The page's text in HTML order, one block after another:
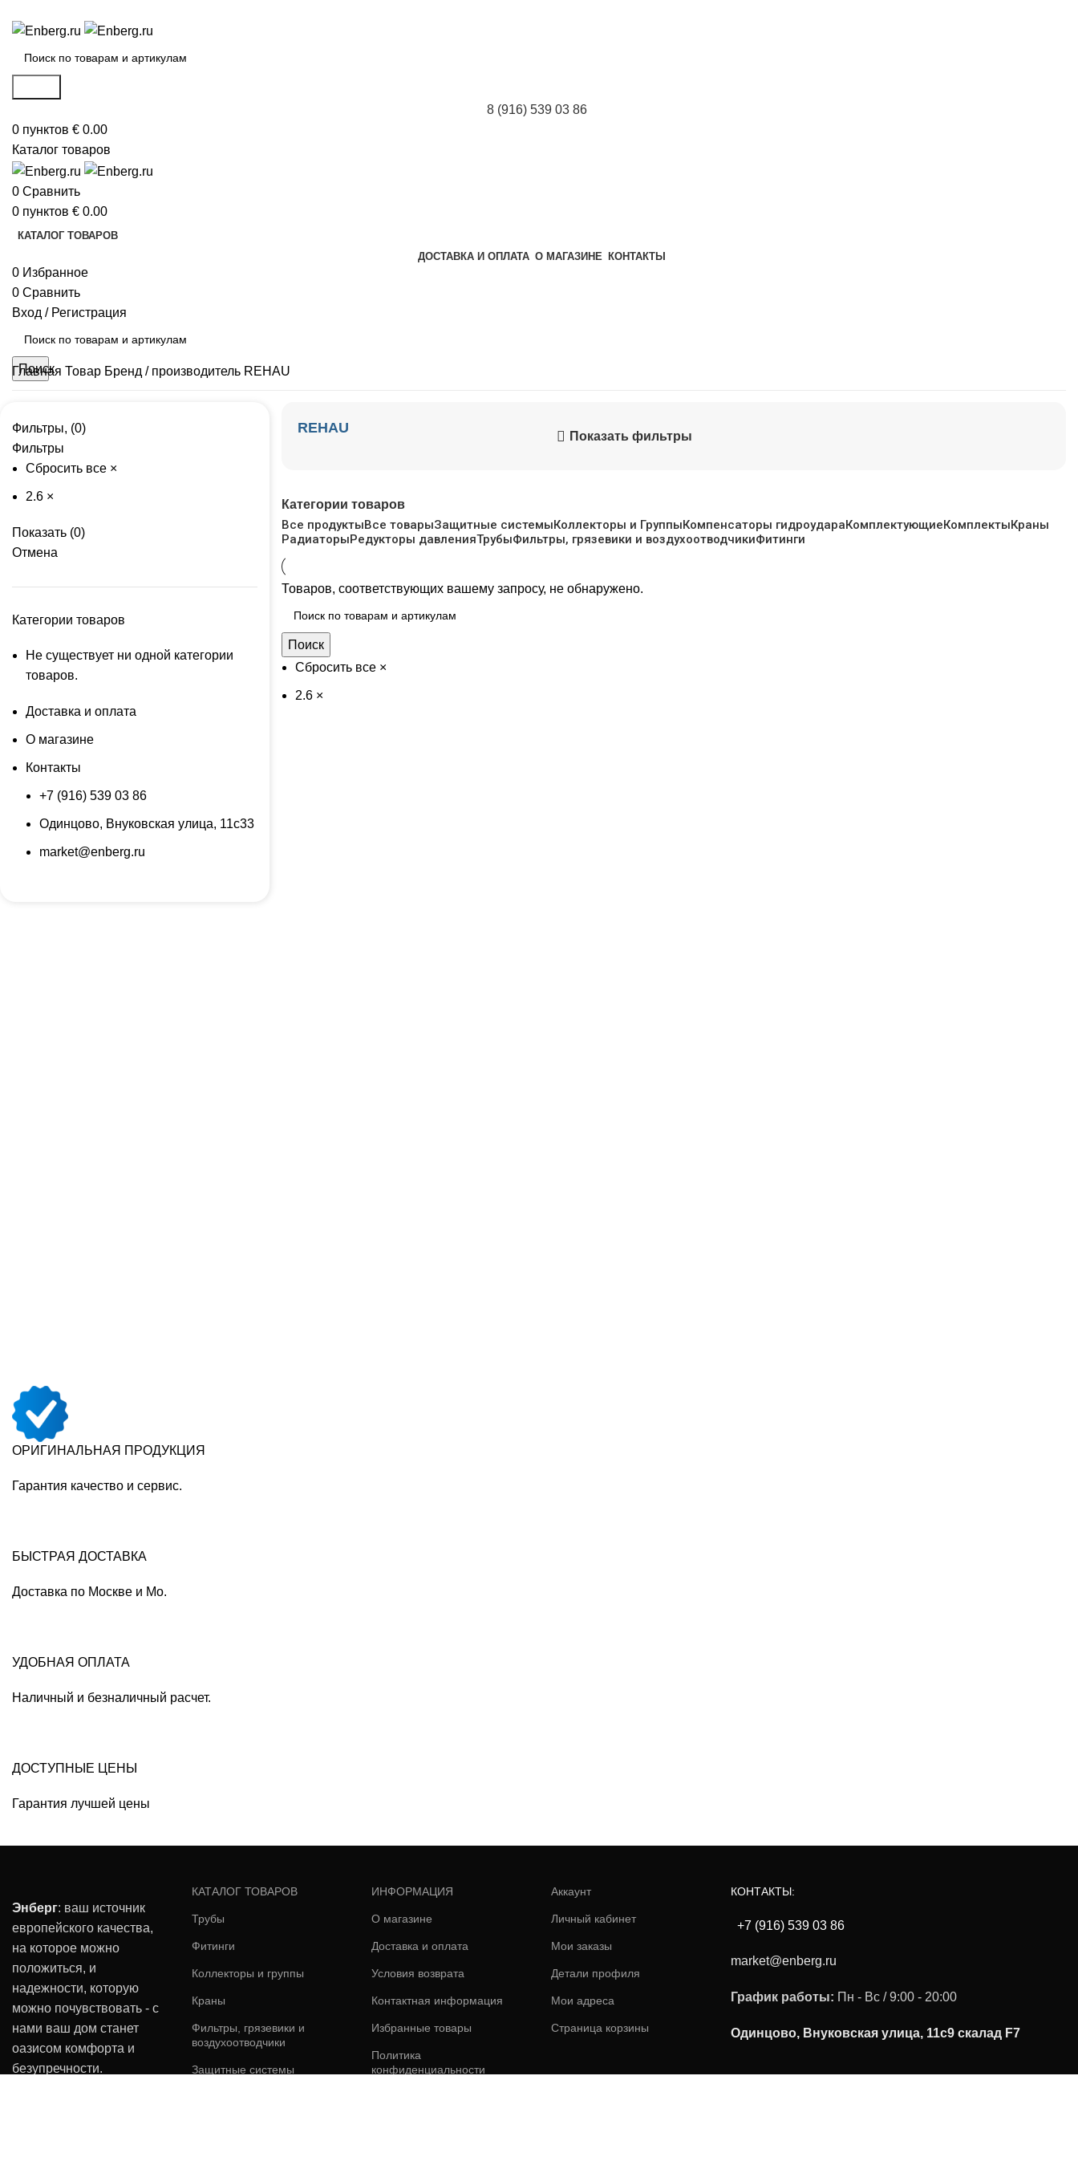
8 (916) 539 03 86
0 пунктов € 0.00
Каталог товаров
0 Сравнить
0 пунктов € 0.00
КАТАЛОГ ТОВАРОВ
ДОСТАВКА И ОПЛАТА О МАГАЗИНЕ КОНТАКТЫ
0 Избранное
0 Сравнить
Вход / Регистрация
Поиск
Главная Товар Бренд / производитель REHAU
Фильтры, (0)
Фильтры
Сбросить все ×
2.6 ×
Показать (0)
Отмена
Категории товаров
Не существует ни одной категории
товаров.
Доставка и оплата
О магазине
Контакты
+7 (916) 539 03 86
Одинцово, Внуковская улица, 11с33
market@enberg.ru
REHAU
Показать фильтры
Категории товаров
Все продуктыВсе товарыЗащитные системыКоллекторы и ГруппыКомпенсаторы гидроудараКомплектующиеКомплектыКраны
РадиаторыРедукторы давленияТрубыФильтры, грязевики и воздухоотводчикиФитинги
Товаров, соответствующих вашему запросу, не обнаружено.
Поиск
Сбросить все ×
2.6 ×
ОРИГИНАЛЬНАЯ ПРОДУКЦИЯ
Гарантия качество и сервис.
БЫСТРАЯ ДОСТАВКА
Доставка по Москве и Мо.
УДОБНАЯ ОПЛАТА
Наличный и безналичный расчет.
ДОСТУПНЫЕ ЦЕНЫ
Гарантия лучшей цены
Энберг: ваш источник
европейского качества,
на которое можно
положиться, и
надежности, которую
можно почувствовать - с
нами ваш дом станет
оазисом комфорта и
безупречности.
КАТАЛОГ ТОВАРОВ
Трубы
Фитинги
Коллекторы и группы
Краны
Фильтры, грязевики и
воздухоотводчики
Защитные системы
ИНФОРМАЦИЯ
О магазине
Доставка и оплата
Условия возврата
Контактная информация
Избранные товары
Политика
конфиденциальности
Аккаунт
Личный кабинет
Мои заказы
Детали профиля
Мои адреса
Страница корзины
КОНТАКТЫ:
+7 (916) 539 03 86
market@enberg.ru
График работы: Пн - Вс / 9:00 - 20:00
Одинцово, Внуковская улица, 11с9 скалад F7